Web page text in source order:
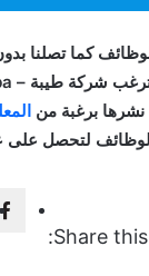
كما تصلنا
نشرها برغبة من
الوظائف لتحصل
Share